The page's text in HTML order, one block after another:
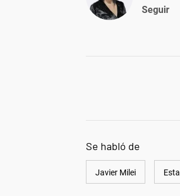
Seguir
Se habló de
Javier Milei